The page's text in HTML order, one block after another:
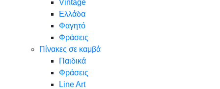
Vintage
Ελλάδα
Φαγητό
Φράσεις
Πίνακες σε καμβά
Παιδικά
Φράσεις
Line Art